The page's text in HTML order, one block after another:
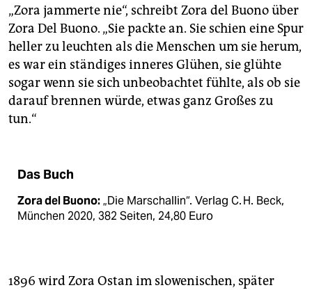
„Zora jammerte nie“, schreibt Zora del Buono über
Zora Del Buono. „Sie packte an. Sie schien eine Spur
heller zu leuchten als die Menschen um sie herum,
es war ein ständiges inneres Glühen, sie glühte
sogar wenn sie sich unbeobachtet fühlte, als ob sie
darauf brennen würde, etwas ganz Großes zu
tun.“
Das Buch
Zora del Buono:„Die Marschallin“. Verlag C. H. Beck,
München 2020, 382 Seiten, 24,80 Euro
1896 wird Zora Ostan im slowenischen, später